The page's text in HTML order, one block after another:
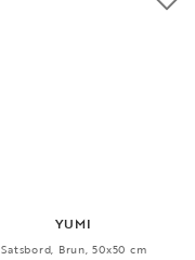
YUMI
Satsbord, Brun, 50x50 cm